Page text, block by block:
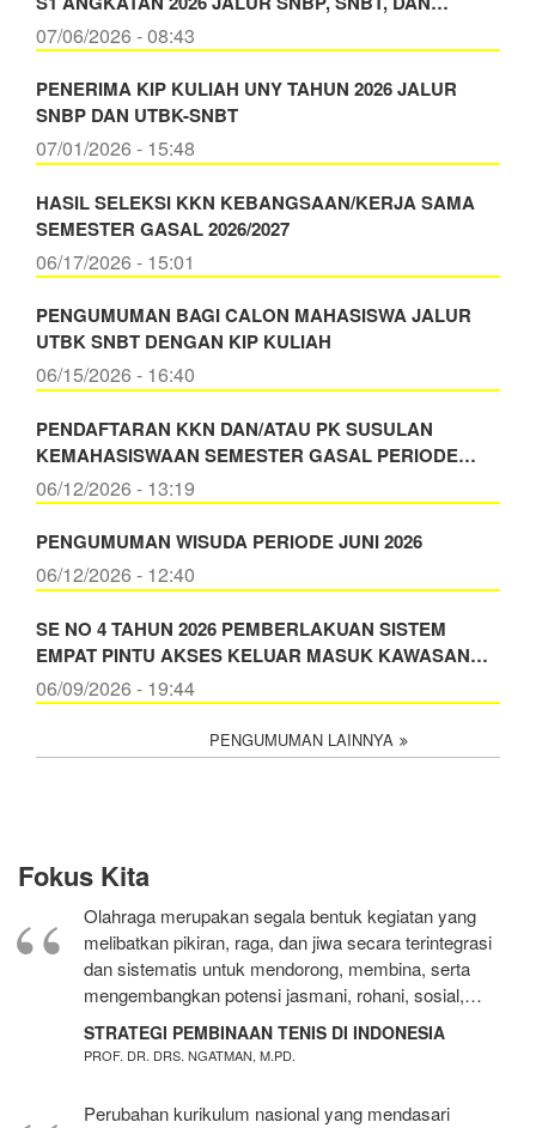
07/06/2026 - 08:43
PENERIMA KIP KULIAH UNY TAHUN 2026 JALUR
SNBP DAN UTBK-SNBT
07/01/2026 - 15:48
HASIL SELEKSI KKN KEBANGSAAN/KERJA SAMA
SEMESTER GASAL 2026/2027
06/17/2026 - 15:01
PENGUMUMAN BAGI CALON MAHASISWA JALUR
UTBK SNBT DENGAN KIP KULIAH
06/15/2026 - 16:40
PENDAFTARAN KKN DAN/ATAU PK SUSULAN
KEMAHASISWAAN SEMESTER GASAL PERIODE…
06/12/2026 - 13:19
PENGUMUMAN WISUDA PERIODE JUNI 2026
06/12/2026 - 12:40
SE NO 4 TAHUN 2026 PEMBERLAKUAN SISTEM
EMPAT PINTU AKSES KELUAR MASUK KAWASAN…
06/09/2026 - 19:44
PENGUMUMAN LAINNYA
Fokus Kita
Olahraga merupakan segala bentuk kegiatan yang
melibatkan pikiran, raga, dan jiwa secara terintegrasi
dan sistematis untuk mendorong, membina, serta
mengembangkan potensi jasmani, rohani, sosial,…
STRATEGI PEMBINAAN TENIS DI INDONESIA
PROF. DR. DRS. NGATMAN, M.PD.
Perubahan kurikulum nasional yang mendasari